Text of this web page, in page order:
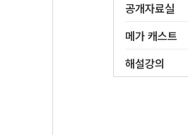
공개자료실
메가 캐스트
해설강의